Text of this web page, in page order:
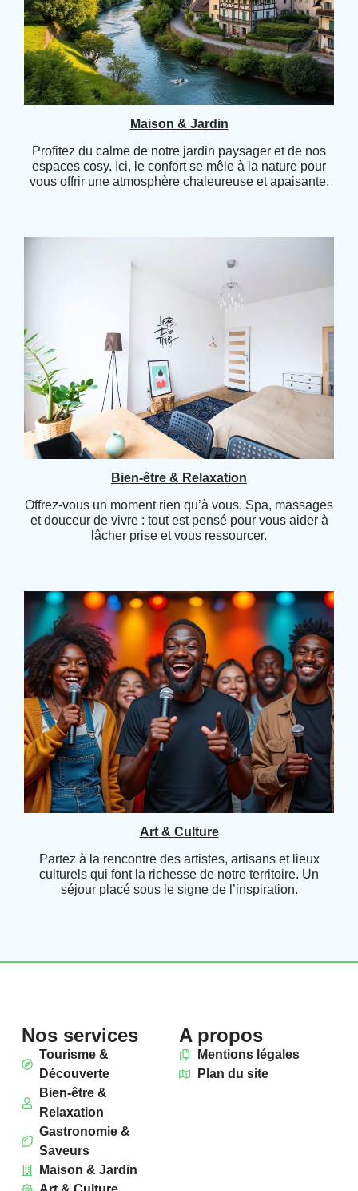
Maison & Jardin
Profitez du calme de notre jardin paysager et de nos
espaces cosy. Ici, le confort se mêle à la nature pour
vous offrir une atmosphère chaleureuse et apaisante.
Bien-être & Relaxation
Offrez-vous un moment rien qu’à vous. Spa, massages
et douceur de vivre : tout est pensé pour vous aider à
lâcher prise et vous ressourcer.
Art & Culture
Partez à la rencontre des artistes, artisans et lieux
culturels qui font la richesse de notre territoire. Un
séjour placé sous le signe de l’inspiration.
Nos services
Tourisme &
Découverte
Bien-être &
Relaxation
Gastronomie &
Saveurs
Maison & Jardin
A propos
Mentions légales
Plan du site